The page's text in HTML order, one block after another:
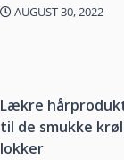
AUGUST 30, 2022
Lækre
til de smukke
lokker